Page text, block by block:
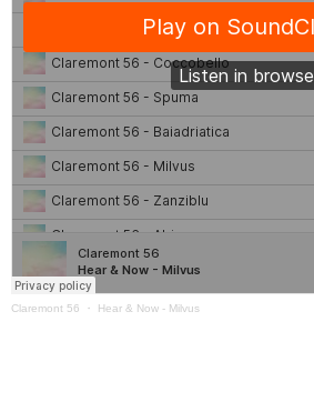
Claremont 56 ・ Hear & Now - Milvus